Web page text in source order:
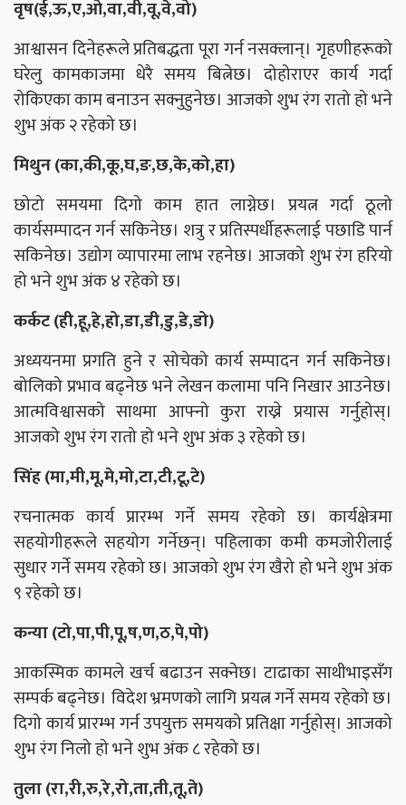
वृष(ई,ऊ,ए,ओ,वा,वी,वू,वे,वो)
आश्वासन दिनेहरूले प्रतिबद्धता पूरा गर्न नसक्लान्। गृहणीहरूको
घरेलु कामकाजमा धेरै समय बित्नेछ। दोहोराएर कार्य गर्दा
रोकिएका काम बनाउन सक्नुहुनेछ। आजको शुभ रंग रातो हो भने
शुभ अंक २ रहेको छ।
मिथुन (का,की,कू,घ,ङ,छ,के,को,हा)
छोटो समयमा दिगो काम हात लाग्नेछ। प्रयत्न गर्दा ठूलो
कार्यसम्पादन गर्न सकिनेछ। शत्रु र प्रतिस्पर्धीहरूलाई पछाडि पार्न
सकिनेछ। उद्योग व्यापारमा लाभ रहनेछ। आजको शुभ रंग हरियो
हो भने शुभ अंक ४ रहेको छ।
कर्कट (ही,हू,हे,हो,डा,डी,डु,डे,डो)
अध्ययनमा प्रगति हुने र सोचेको कार्य सम्पादन गर्न सकिनेछ।
बोलिको प्रभाव बढ्नेछ भने लेखन कलामा पनि निखार आउनेछ।
आत्मविश्वासको साथमा आफ्नो कुरा राख्ने प्रयास गर्नुहोस्।
आजको शुभ रंग रातो हो भने शुभ अंक ३ रहेको छ।
सिंह (मा,मी,मू,मे,मो,टा,टी,टू,टे)
रचनात्मक कार्य प्रारम्भ गर्ने समय रहेको छ। कार्यक्षेत्रमा
सहयोगीहरूले सहयोग गर्नेछन्। पहिलाका कमी कमजोरीलाई
सुधार गर्ने समय रहेको छ। आजको शुभ रंग खैरो हो भने शुभ अंक
९ रहेको छ।
कन्या (टो,पा,पी,पू,ष,ण,ठ,पे,पो)
आकस्मिक कामले खर्च बढाउन सक्नेछ। टाढाका साथीभाइसँग
सम्पर्क बढ्नेछ। विदेश भ्रमणको लागि प्रयत्न गर्ने समय रहेको छ।
दिगो कार्य प्रारम्भ गर्न उपयुक्त समयको प्रतिक्षा गर्नुहोस्। आजको
शुभ रंग निलो हो भने शुभ अंक ८ रहेको छ।
तुला (रा,री,रु,रे,रो,ता,ती,तू,ते)